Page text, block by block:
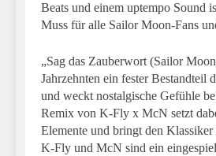
Beats und einem uptempo Sound
Muss für alle Sailor Moon-Fans
„Sag das Zauberwort (Sailor
Jahrzehnten ein fester Bestandteil
und weckt nostalgische Gefühle
Remix von K-Fly x McN setzt
Elemente und bringt den
K-Fly und McN sind ein